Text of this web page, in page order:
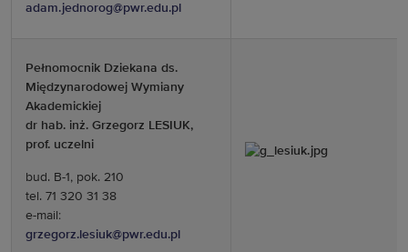
adam.jednorog@pwr.edu.pl
Pełnomocnik Dziekana ds.
Międzynarodowej Wymiany
Akademickiej
dr hab. inż. Grzegorz LESIUK,
prof. uczelni
bud. B-1, pok. 210
tel. 71 320 31 38
e-mail:
grzegorz.lesiuk@pwr.edu.pl